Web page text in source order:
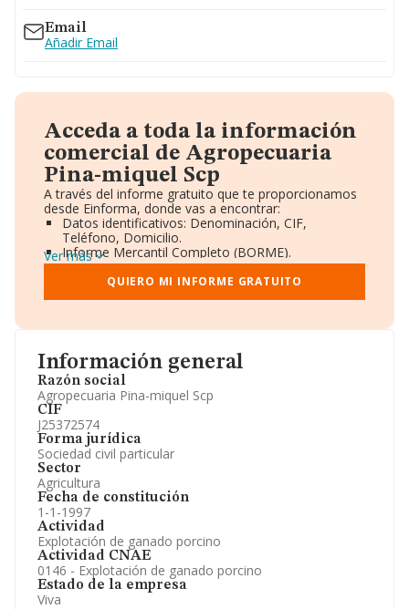
Información general
Razón social
Agropecuaria Pina-miquel Scp
CIF
J25372574
Forma jurídica
Sociedad civil particular
Sector
Agricultura
Fecha de constitución
1-1-1997
Actividad
Explotación de ganado porcino
Actividad CNAE
0146 - Explotación de ganado porcino
Estado de la empresa
Viva
Email
Añadir Email
Acceda a toda la información
comercial de Agropecuaria
Pina-miquel Scp
A través del informe gratuito que te proporcionamos
desde Einforma, donde vas a encontrar:
Datos identificativos: Denominación, CIF,
Teléfono, Domicilio.
Informe Mercantil Completo (BORME).
Gráficos de Evolución Ventas y Empleados.
Consejo de Administración y Administradores.
Directivos y Ejecutivos.
Información oficial y registral complementaria.
Ver más
QUIERO MI INFORME GRATUITO